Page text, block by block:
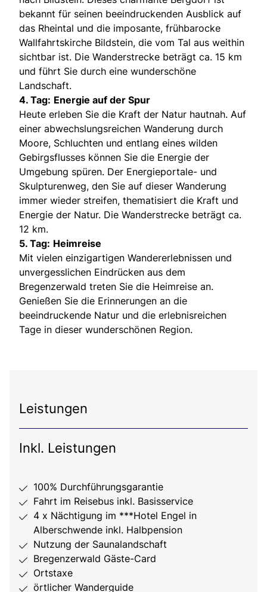
bekannt für seinen beeindruckenden Ausblick auf
das Rheintal und die imposante, frühbarocke
Wallfahrtskirche Bildstein, die vom Tal aus weithin
sichtbar ist. Die Wanderstrecke beträgt ca. 15 km
und führt Sie durch eine wunderschöne
Landschaft.
4. Tag: Energie auf der Spur
Heute erleben Sie die Kraft der Natur hautnah. Auf
einer abwechslungsreichen Wanderung durch
Moore, Schluchten und entlang eines wilden
Gebirgsflusses können Sie die Energie der
Umgebung spüren. Der Energieportale- und
Skulpturenweg, den Sie auf dieser Wanderung
immer wieder streifen, thematisiert die Kraft und
Energie der Natur. Die Wanderstrecke beträgt ca.
12 km.
5. Tag: Heimreise
Mit vielen einzigartigen Wandererlebnissen und
unvergesslichen Eindrücken aus dem
Bregenzerwald treten Sie die Heimreise an.
Genießen Sie die Erinnerungen an die
beeindruckende Natur und die erlebnisreichen
Tage in dieser wunderschönen Region.
Leistungen
Inkl. Leistungen
100% Durchführungsgarantie
Fahrt im Reisebus inkl. Basisservice
4 x Nächtigung im ***Hotel Engel in
Alberschwende inkl. Halbpension
Nutzung der Saunalandschaft
Bregenzerwald Gäste-Card
Ortstaxe
örtlicher Wanderguide